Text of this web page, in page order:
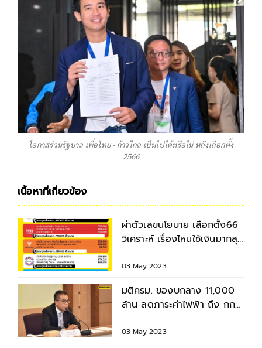
โอกาสร่วมรัฐบาล เพื่อไทย - ก้าวไกล เป็นไปได้หรือไม่ หลังเลือกตั้ง
2566
เนื้อหาที่เกี่ยวข้อง
ผ่าตัวเลขนโยบาย เลือกตั้ง66
วิเคราะห์ เรื่องไหนใช้เงินมากสุด
03 May 2023
มติครม. ของบกลาง 11,000
ล้าน ลดภาระค่าไฟฟ้า ถึง กกต.
03 May 2023